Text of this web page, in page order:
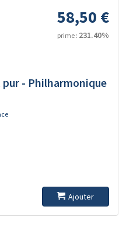
58,50 €
prime : 231.40%
- Philharmonique
Ajouter